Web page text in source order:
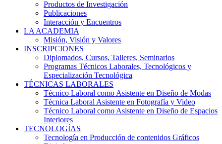
Productos de Investigación
Publicaciones
Interacción y Encuentros
LA ACADEMIA
Misión, Visión y Valores
INSCRIPCIONES
Diplomados, Cursos, Talleres, Seminarios
Programas Técnicos Laborales, Tecnológicos y
Especialización Tecnológica
TÉCNICAS LABORALES
Técnico Laboral como Asistente en Diseño de Modas
Técnica Laboral Asistente en Fotografía y Video
Técnico Laboral como Asistente en Diseño de Espacios
Interiores
TECNOLOGÍAS
Tecnología en Producción de contenidos Gráficos